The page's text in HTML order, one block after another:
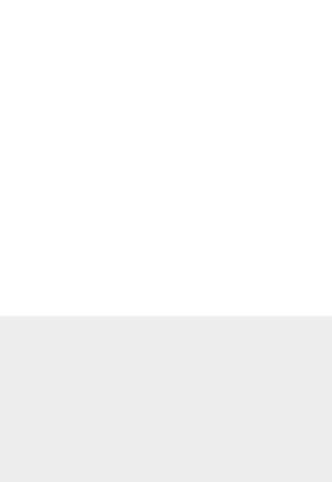
за межами України
материнства: коли